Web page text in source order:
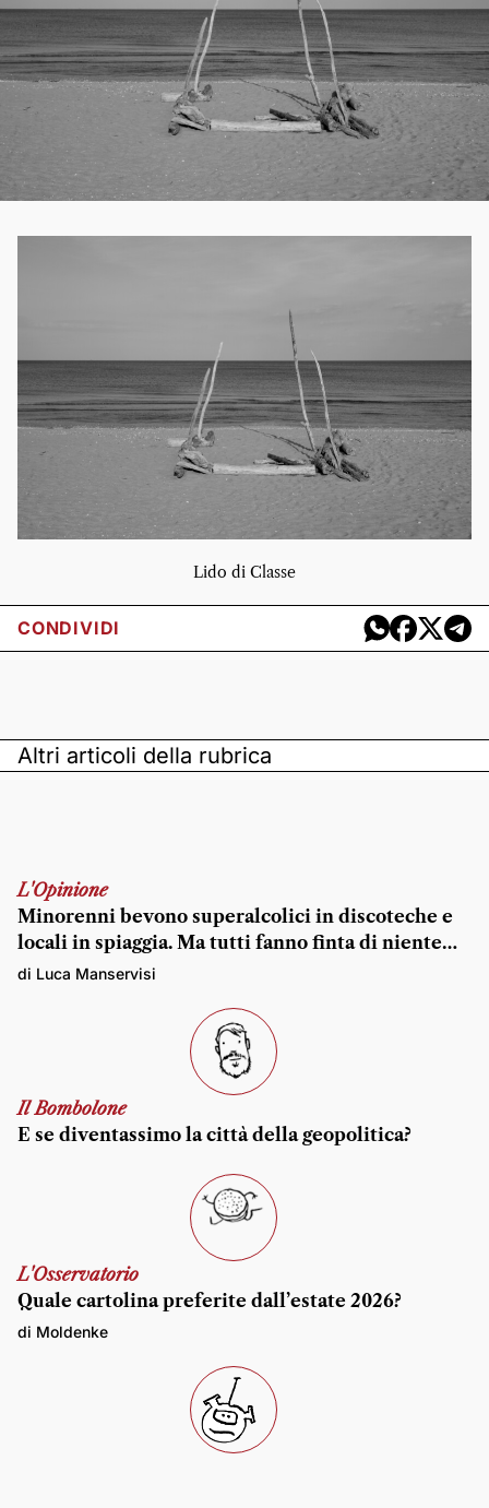
Lido di Classe
CONDIVIDI
Altri articoli della rubrica
L'Opinione
Minorenni bevono superalcolici in discoteche e
locali in spiaggia. Ma tutti fanno finta di niente…
di Luca Manservisi
Il Bombolone
E se diventassimo la città della geopolitica?
L'Osservatorio
Quale cartolina preferite dall’estate 2026?
di Moldenke